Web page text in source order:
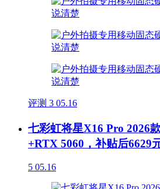
评测 3 05.16
七彩虹将星X16 Pro 2026
+RTX 5060，补贴后6629
5 05.16